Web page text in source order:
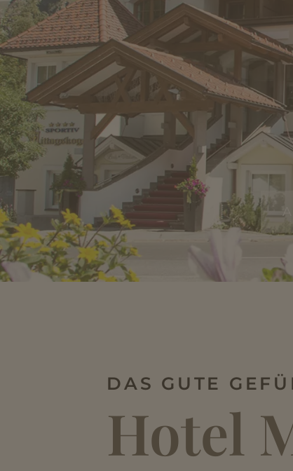
DAS GUTE
Hotel